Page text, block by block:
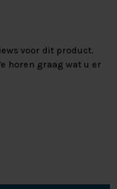
voor dit product.
horen graag wat u er